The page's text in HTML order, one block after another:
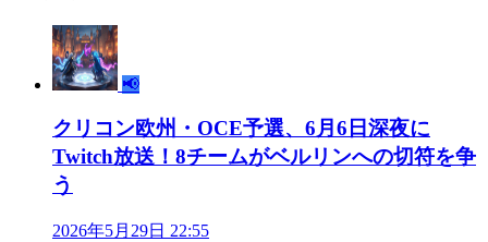
📢
クリコン欧州・OCE予選、6月6日深夜に
Twitch放送！8チームがベルリンへの切符を争
う
2026年5月29日 22:55